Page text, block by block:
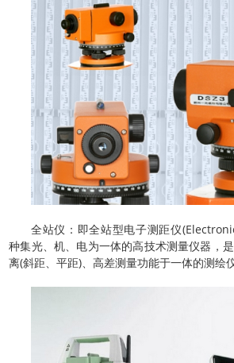
全站仪：即全站型电子测距仪
种集光、机、电为一体的高技术测量仪器，
离(斜距、平距)、高差测量功能于一体的测绘